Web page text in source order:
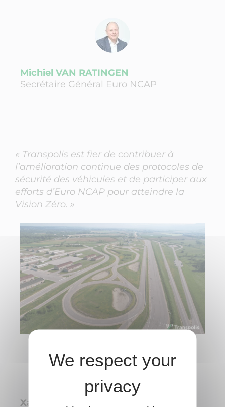
Michiel VAN RATINGEN
Secrétaire Général Euro NCAP
« Transpolis est fier de contribuer à
l’amélioration continue des protocoles de
sécurité des véhicules et de participer aux
efforts d’Euro NCAP pour atteindre la
Vision Zéro. »
Xavier BENOIT